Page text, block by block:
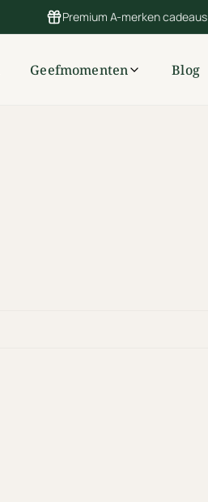
Premium A-merken cadeaus
Geefmomenten Blog